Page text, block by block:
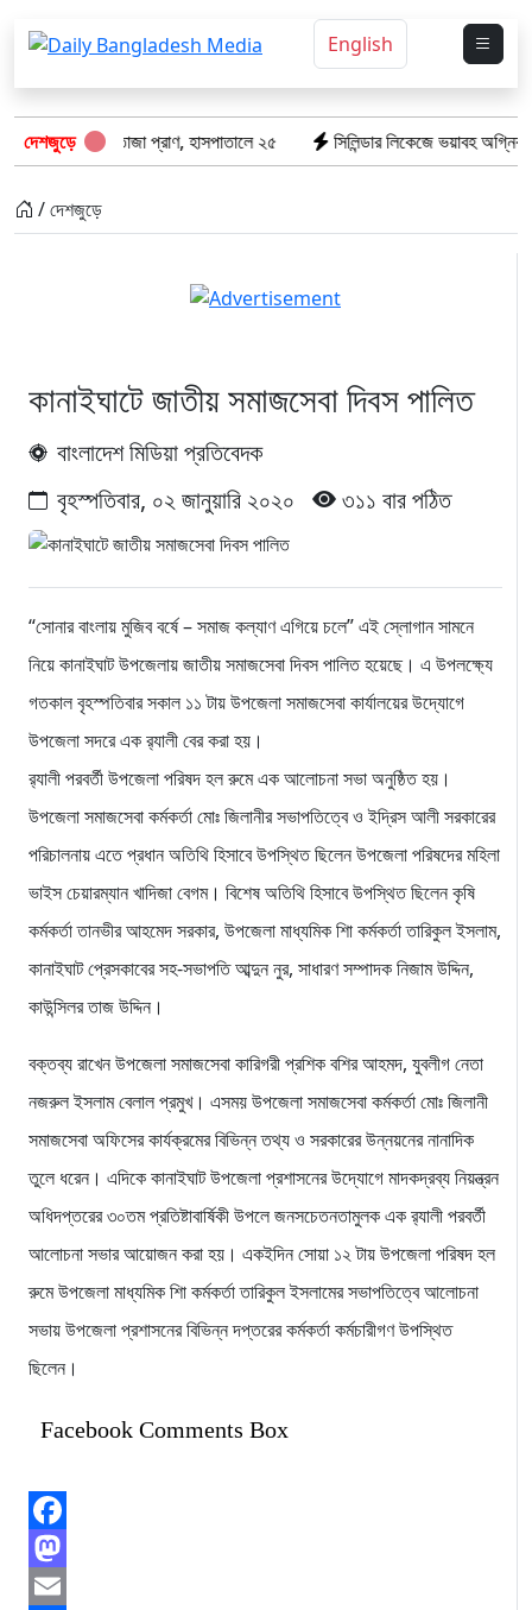
English
দেশজুড়ে
গেল ৮টি তাজা প্রাণ, হাসপাতালে ২৫ সিলিন্ডার লিকেজে ভয়াবহ
/ দেশজুড়ে
কানাইঘাটে জাতীয় সমাজসেবা দিবস পালিত
বাংলাদেশ মিডিয়া প্রতিবেদক
বৃহস্পতিবার, ০২ জানুয়ারি ২০২০
৩১১ বার পঠিত
“সোনার বাংলায় মুজিব বর্ষে – সমাজ কল্যাণ এগিয়ে চলে” এই স্লোগান সামনে
নিয়ে কানাইঘাট উপজেলায় জাতীয় সমাজসেবা দিবস পালিত হয়েছে। এ উপলক্ষ্যে
গতকাল বৃহস্পতিবার সকাল ১১ টায় উপজেলা সমাজসেবা কার্যালয়ের উদ্যোগে
উপজেলা সদরে এক র‌্যালী বের করা হয়।
র‌্যালী পরবর্তী উপজেলা পরিষদ হল রুমে এক আলোচনা সভা অনুষ্ঠিত হয়।
উপজেলা সমাজসেবা কর্মকর্তা মোঃ জিলানীর সভাপতিত্বে ও ইদ্রিস আলী সরকারের
পরিচালনায় এতে প্রধান অতিথি হিসাবে উপস্থিত ছিলেন উপজেলা পরিষদের মহিলা
ভাইস চেয়ারম্যান খাদিজা বেগম। বিশেষ অতিথি হিসাবে উপস্থিত ছিলেন কৃষি
কর্মকর্তা তানভীর আহমেদ সরকার, উপজেলা মাধ্যমিক শিা কর্মকর্তা তারিকুল ইসলাম,
কানাইঘাট প্রেসকাবের সহ-সভাপতি আব্দুন নুর, সাধারণ সম্পাদক নিজাম উদ্দিন,
কাউন্সিলর তাজ উদ্দিন।
বক্তব্য রাখেন উপজেলা সমাজসেবা কারিগরী প্রশিক বশির আহমদ, যুবলীগ নেতা
নজরুল ইসলাম বেলাল প্রমুখ। এসময় উপজেলা সমাজসেবা কর্মকর্তা মোঃ জিলানী
সমাজসেবা অফিসের কার্যক্রমের বিভিন্ন তথ্য ও সরকারের উন্নয়নের নানাদিক
তুলে ধরেন। এদিকে কানাইঘাট উপজেলা প্রশাসনের উদ্যোগে মাদকদ্রব্য নিয়ন্ত্রন
অধিদপ্তরের ৩০তম প্রতিষ্টাবার্ষিকী উপলে জনসচেতনতামুলক এক র‌্যালী পরবর্তী
আলোচনা সভার আয়োজন করা হয়। একইদিন সোয়া ১২ টায় উপজেলা পরিষদ হল
রুমে উপজেলা মাধ্যমিক শিা কর্মকর্তা তারিকুল ইসলামের সভাপতিত্বে আলোচনা
সভায় উপজেলা প্রশাসনের বিভিন্ন দপ্তরের কর্মকর্তা কর্মচারীগণ উপস্থিত
ছিলেন।
Facebook Comments Box
Facebook
Mastodon